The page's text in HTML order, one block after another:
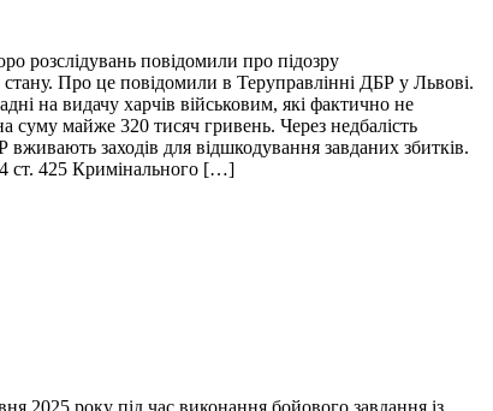
розслідувань повідомили про підозру
Про це повідомили в Теруправлінні ДБР у Львові.
на видачу харчів військовим, які фактично не
суму майже 320 тисяч гривень. Через недбалість
вживають заходів для відшкодування завданих збитків.
ст. 425 Кримінального […]
2025 року під час виконання бойового завдання із